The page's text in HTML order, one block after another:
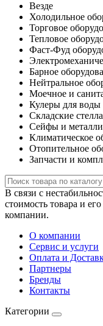
Везде
Холодильное
Торговое
Тепловое
Фаст-Фуд
Барное
Нейтральное
Моечное и
Кулеры для воды
Складские
Сейфы и
Климатическое
Отопительное
Запчасти и
В связи с
стоимость товара и
компании.
О компании
Сервис и услуги
Оплата и
Партнеры
Бренды
Контакты
Категории